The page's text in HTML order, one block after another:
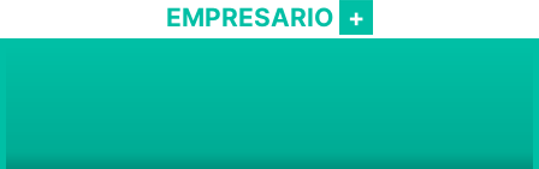
EMPRESARIO